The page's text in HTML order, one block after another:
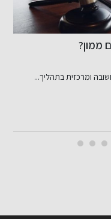
ממון?
ומרכזית בתהליך...